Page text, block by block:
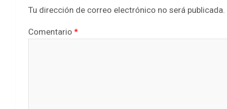
Tu dirección de correo electrónico no será publicada.
Comentario *